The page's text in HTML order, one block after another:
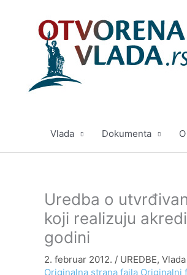
Vlada Dokumenta
Uredba o
koji realizuju
godini
2. februar 2012. / UREDBE, Vlada
Originalna strana fajla Originalni